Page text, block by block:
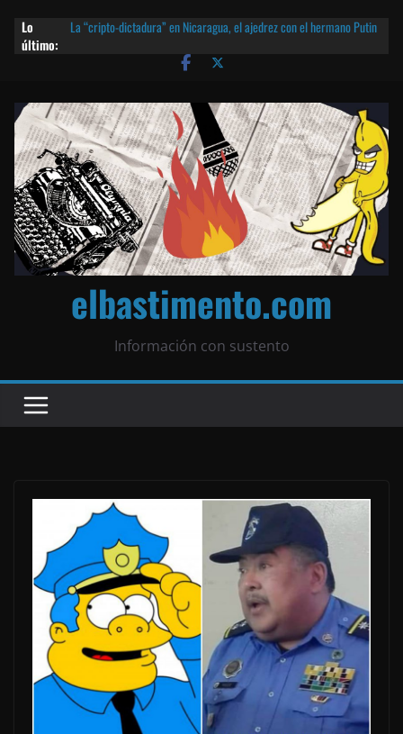
Lo
último:
La “cripto-dictadura” en Nicaragua, el ajedrez con el hermano Putin
Agarrá tu POLLO FRITO, vamos a la dictadura ETERNA | ¡O lo que
¡El partido único! Nicaragua, la Corea del Norte con queso frito y el
Batman de Matagalpa
Las mentiras del Cardenal Leopoldo Brenes con el Papa
¿Piratas de El Carmen en la India? El barco fantasma de Nicaragua |
¡O lo que queda!
elbastimento.com
Información con sustento